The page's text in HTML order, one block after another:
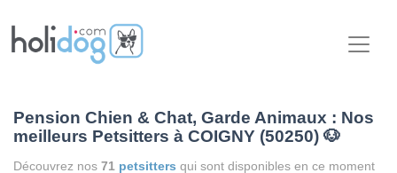
Pension Chien & Chat, Garde Animaux : Nos
meilleurs Petsitters à COIGNY (50250) 🐶
Découvrez nos 71 petsitters qui sont disponibles en ce moment